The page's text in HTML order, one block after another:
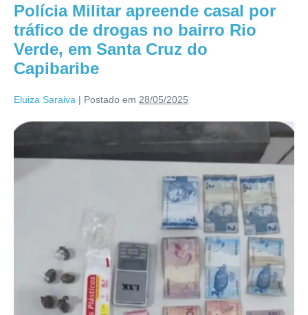
Polícia Militar apreende casal por
tráfico de drogas no bairro Rio
Verde, em Santa Cruz do
Capibaribe
Eluiza Saraiva | Postado em 28/05/2025